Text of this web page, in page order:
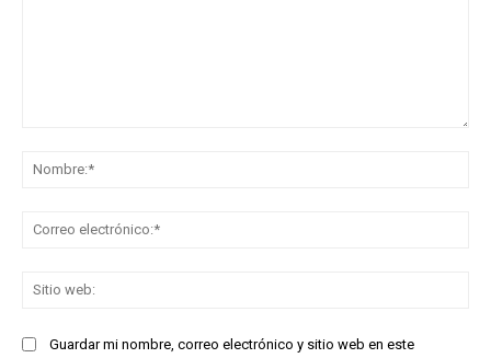
Guardar mi nombre, correo electrónico y sitio web en este